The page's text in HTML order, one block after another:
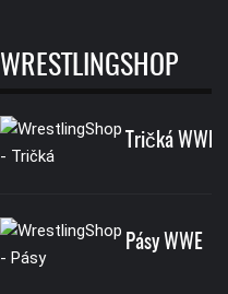
WRESTLINGSHOP
Tričká WWE
Pásy WWE